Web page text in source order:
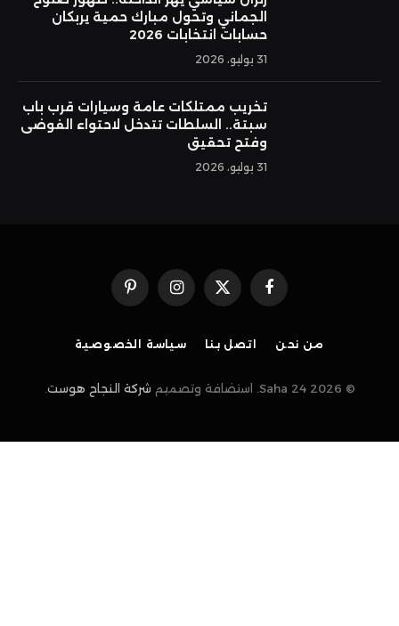
الجماني وتحول مبارك حمية يربكان
حسابات انتخابات 2026
31 يوليو، 2026
تخريب ممتلكات عامة وسيارات قرب باب
سبتة.. السلطات تتدخل لاحتواء الفوضى
وفتح تحقيق
31 يوليو، 2026
فيسبوكX
(Twitter)
الانستغرامبينتيريست
من نحن اتصل بنا سياسة الخصوصية
© 2026 Saha 24. استضافة وتصميم شركة النجاح هوست